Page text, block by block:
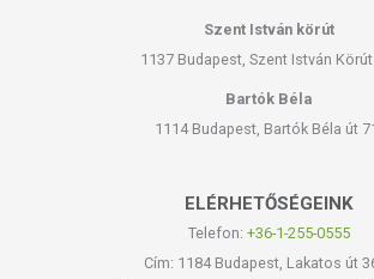
Szent István körút
1137 Budapest, Szent István Körút
Bartók Béla
1114 Budapest, Bartók Béla út
ELÉRHETŐSÉGEINK
Telefon: +36-1-255-0555
Cím: 1184 Budapest, Lakatos út